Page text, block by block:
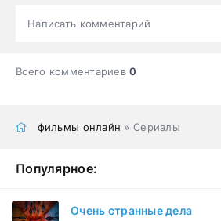
Написать комментарий
Всего комментариев0
фильмы онлайн » Сериалы
Популярное:
Очень странные дела